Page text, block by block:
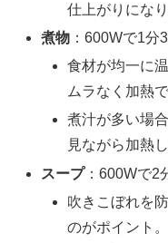
仕上がりになり
煮物 ：600Wで1分
食材が均一に
ムラなく加熱
煮汁が多い場
見ながら加熱
スープ：600Wで2
吹きこぼれを
のがポイント。